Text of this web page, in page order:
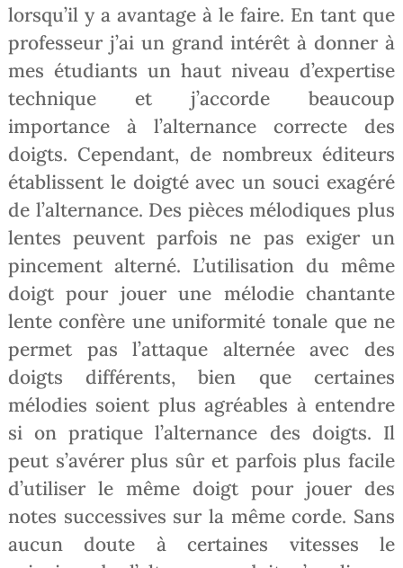
lorsqu’il y a avantage à le faire. En tant que
professeur j’ai un grand intérêt à donner à
mes étudiants un haut niveau d’expertise
technique et j’accorde beaucoup
importance à l’alternance correcte des
doigts. Cependant, de nombreux éditeurs
établissent le doigté avec un souci exagéré
de l’alternance. Des pièces mélodiques plus
lentes peuvent parfois ne pas exiger un
pincement alterné. L’utilisation du même
doigt pour jouer une mélodie chantante
lente confère une uniformité tonale que ne
permet pas l’attaque alternée avec des
doigts différents, bien que certaines
mélodies soient plus agréables à entendre
si on pratique l’alternance des doigts. Il
peut s’avérer plus sûr et parfois plus facile
d’utiliser le même doigt pour jouer des
notes successives sur la même corde. Sans
aucun doute à certaines vitesses le